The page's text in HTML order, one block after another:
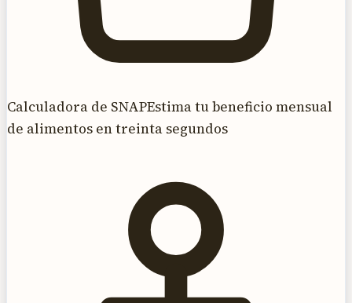
Calculadora de SNAPEstima tu beneficio mensual
de alimentos en treinta segundos